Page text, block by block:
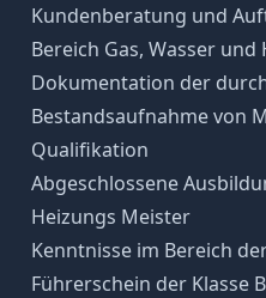
Kundenberatung und
Bereich Gas, Wasser und
Dokumentation der
Bestandsaufnahme von
Qualifikation
Abgeschlossene
Heizungs Meister
Kenntnisse im Bereich
Führerschein der Klasse B